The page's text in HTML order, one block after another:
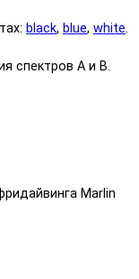
black, blue, white.
спектров А и В.
Marlin